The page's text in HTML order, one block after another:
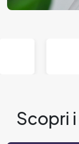
Scopri i